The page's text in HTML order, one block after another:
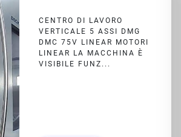
CENTRO DI LAVORO
VERTICALE 5 ASSI DMG
DMC 75V LINEAR MOTORI
LINEAR LA MACCHINA È
VISIBILE FUNZ...